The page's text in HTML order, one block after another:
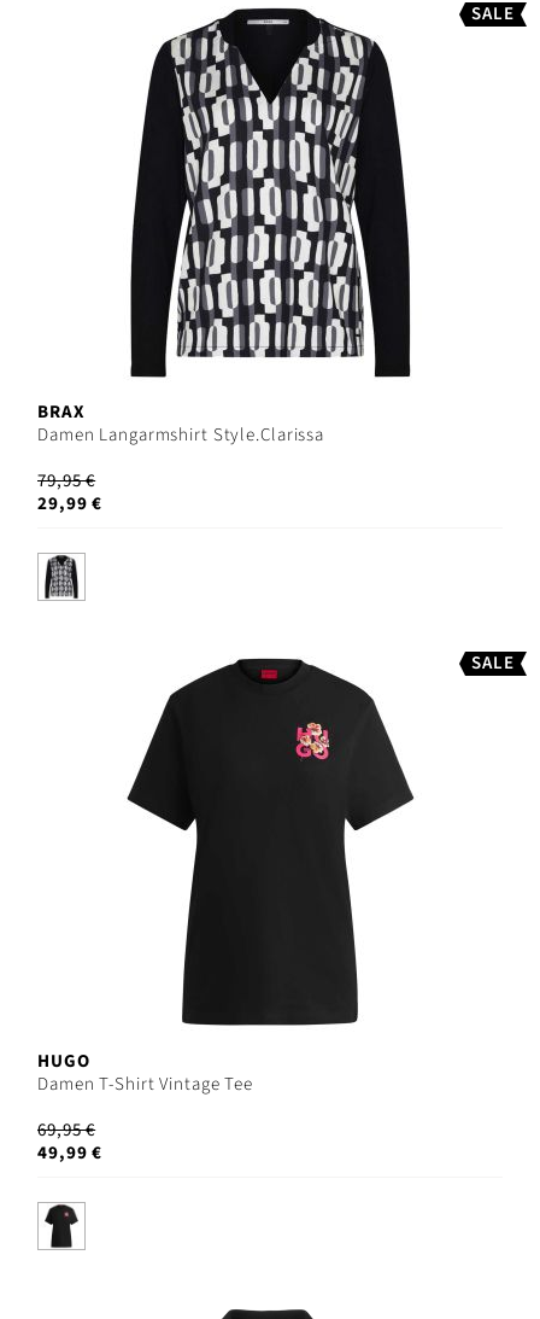
SALE
BRAX
Damen Langarmshirt Style.Clarissa
79,95 €
29,99 €
SALE
HUGO
Damen T-Shirt Vintage Tee
69,95 €
49,99 €